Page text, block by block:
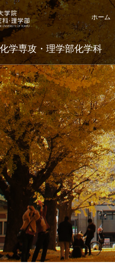
学専攻・理学部化学科
ホーム